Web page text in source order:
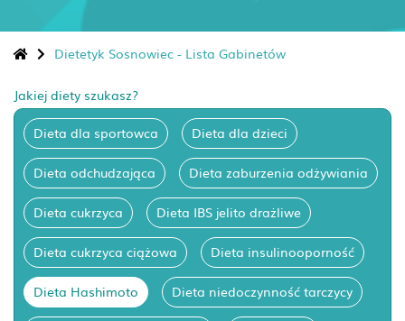
Dietetyk Sosnowiec - Lista Gabinetów
Jakiej diety szukasz?
Dieta dla sportowca Dieta dla dzieci
Dieta odchudzająca Dieta zaburzenia odżywiania
Dieta cukrzyca Dieta IBS jelito drażliwe
Dieta cukrzyca ciążowa Dieta insulinooporność
Dieta Hashimoto Dieta niedoczynność tarczycy